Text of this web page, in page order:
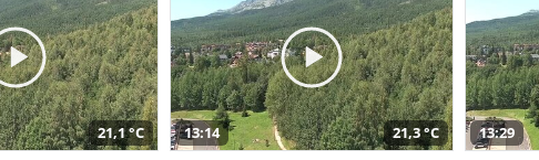
21,1 °C 13:14 21,3 °C 13:29